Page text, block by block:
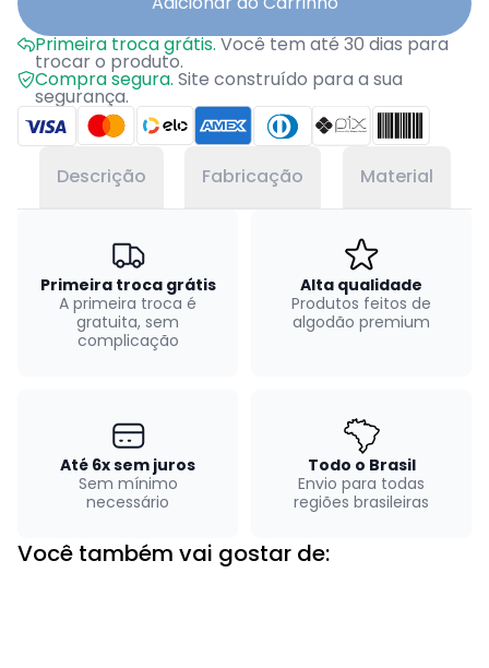
Primeira troca grátis.Você tem até 30 dias para
trocar o produto.
Compra segura. Site construído para a sua
segurança.
Descrição Fabricação Material
Primeira troca grátis
A primeira troca é
gratuita, sem
complicação
Alta qualidade
Produtos feitos de
algodão premium
Até 6x sem juros
Sem mínimo
necessário
Todo o Brasil
Envio para todas
regiões brasileiras
Você também vai gostar de: